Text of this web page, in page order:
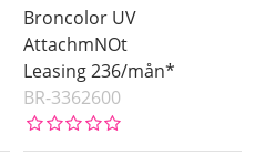
Broncolor UV
AttachmNOt
Leasing 236/mån*
BR-3362600